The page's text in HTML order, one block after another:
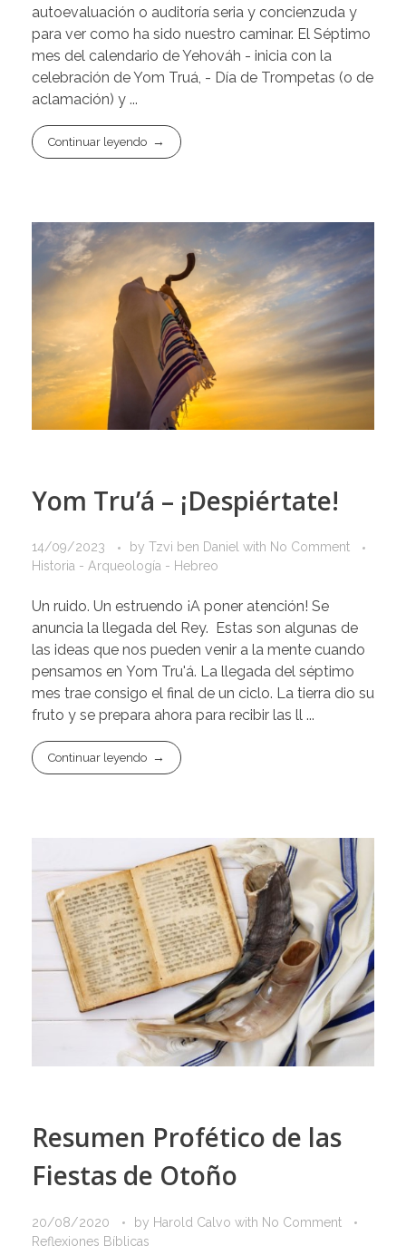
autoevaluación o auditoría seria y concienzuda y
para ver como ha sido nuestro caminar. El Séptimo
mes del calendario de Yehováh - inicia con la
celebración de Yom Truá, - Día de Trompetas (o de
aclamación) y ...
Continuar leyendo
Yom Tru’á – ¡Despiértate!
14/09/2023 by Tzvi ben Daniel with No Comment
Historia - Arqueología - Hebreo
Un ruido. Un estruendo ¡A poner atención! Se
anuncia la llegada del Rey. Estas son algunas de
las ideas que nos pueden venir a la mente cuando
pensamos en Yom Tru'á. La llegada del séptimo
mes trae consigo el final de un ciclo. La tierra dio su
fruto y se prepara ahora para recibir las ll ...
Continuar leyendo
Resumen Profético de las
Fiestas de Otoño
20/08/2020 by Harold Calvo with No Comment
Reflexiones Bíblicas